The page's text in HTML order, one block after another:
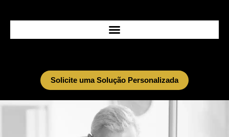
conteúdo
Solicite uma Solução Personalizada